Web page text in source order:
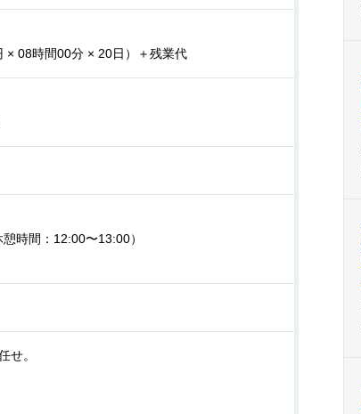
× 08時間00分 × 20日）＋残業代
時間：12:00〜13:00）
せ。